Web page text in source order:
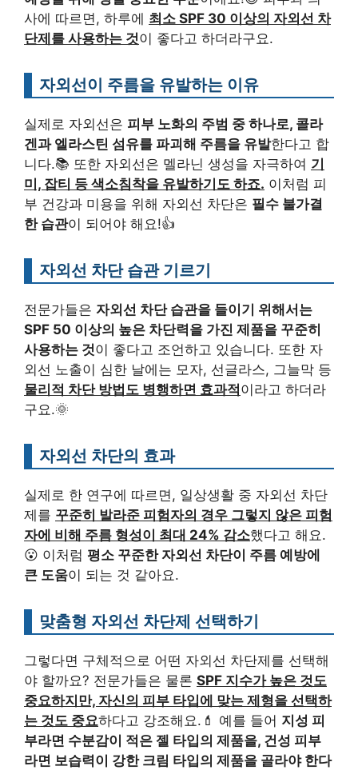
사에 따르면, 하루에 최소 SPF 30 이상의 자외선 차
단제를 사용하는 것이 좋다고 하더라구요.
자외선이 주름을 유발하는 이유
실제로 자외선은 피부 노화의 주범 중 하나로, 콜라
겐과 엘라스틴 섬유를 파괴해 주름을 유발한다고 합
니다.📚 또한 자외선은 멜라닌 생성을 자극하여 기
미, 잡티 등 색소침착을 유발하기도 하죠. 이처럼 피
부 건강과 미용을 위해 자외선 차단은 필수 불가결
한 습관이 되어야 해요!👍
자외선 차단 습관 기르기
전문가들은 자외선 차단 습관을 들이기 위해서는
SPF 50 이상의 높은 차단력을 가진 제품을 꾸준히
사용하는 것이 좋다고 조언하고 있습니다. 또한 자
외선 노출이 심한 날에는 모자, 선글라스, 그늘막 등
물리적 차단 방법도 병행하면 효과적 이라고 하더라
구요.🌞
자외선 차단의 효과
실제로 한 연구에 따르면, 일상생활 중 자외선 차단
제를 꾸준히 발라준 피험자의 경우 그렇지 않은 피험
자에 비해 주름 형성이 최대 24% 감소했다고 해요.
😮 이처럼 평소 꾸준한 자외선 차단이 주름 예방에
큰 도움이 되는 것 같아요.
맞춤형 자외선 차단제 선택하기
그렇다면 구체적으로 어떤 자외선 차단제를 선택해
야 할까요? 전문가들은 물론 SPF 지수가 높은 것도
중요하지만, 자신의 피부 타입에 맞는 제형을 선택하
는 것도 중요하다고 강조해요.💄 예를 들어 지성 피
부라면 수분감이 적은 젤 타입의 제품을, 건성 피부
라면 보습력이 강한 크림 타입의 제품을 골라야 한다